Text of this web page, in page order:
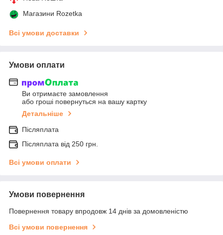
Магазини Rozetka
Всі умови доставки
Умови оплати
Ви отримаєте замовлення
або гроші повернуться на вашу картку
Детальніше
Післяплата
Післяплата від 250 грн.
Всі умови оплати
Умови повернення
Повернення товару впродовж 14 днів за домовленістю
Всі умови повернення